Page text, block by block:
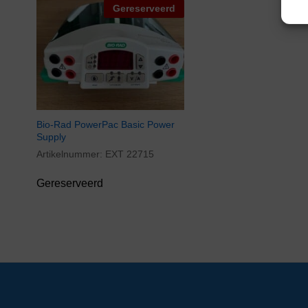
Gereserveerd
Bio-Rad PowerPac Basic Power
Supply
Artikelnummer: EXT 22715
Gereserveerd